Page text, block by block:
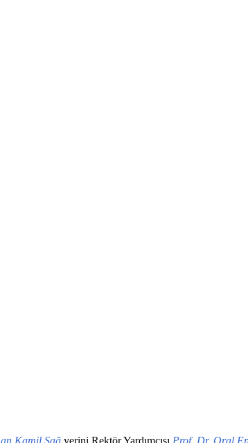
Kamil Sağ yerini Rektör Yardımcısı Prof. Dr. Oral